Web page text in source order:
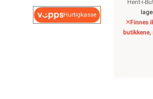
Hurtigkasse
Hent-i-
Finnes
butikkene,